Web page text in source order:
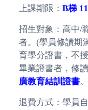
上課期限： B梯
招生對象：高中/
者。(學員修讀期
育學分證書，不
畢業證書者，修
廣教育結訓證書
退費方式：學員